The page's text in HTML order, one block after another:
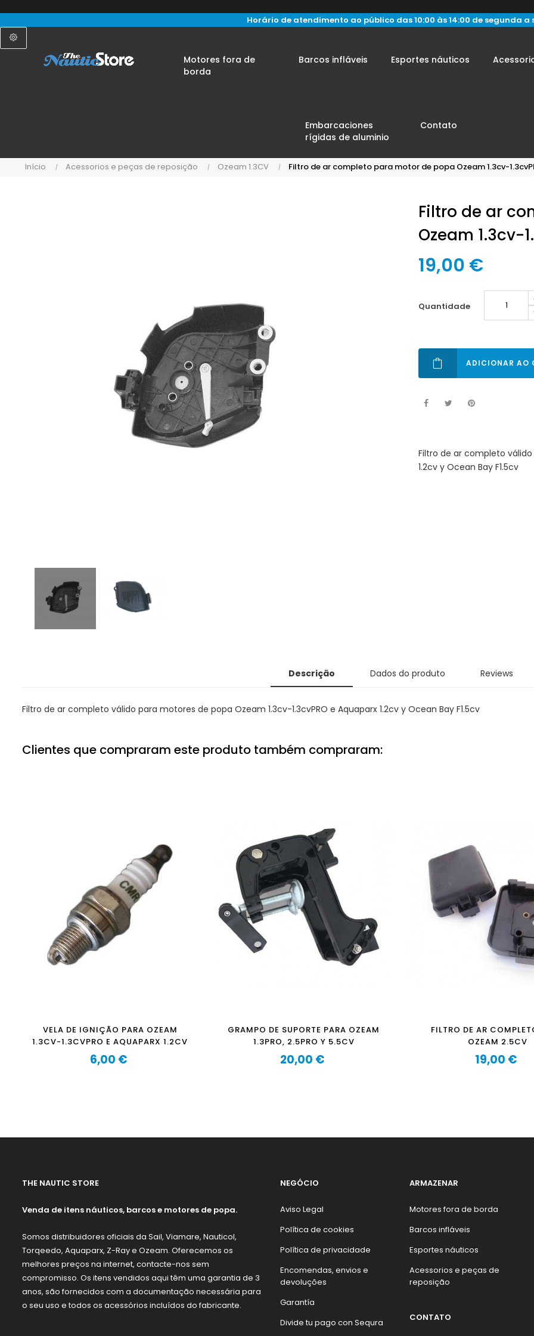
Horário de atendimento ao público das 10:00 às 14:00 de segunda a
Motores fora de
borda
Barcos infláveis Esportes náuticos
Embarcaciones
rígidas de aluminio
Contato
Início Acessorios e peças de reposição Ozeam 1.3CV Filtro de ar completo para motor de popa Ozeam 1.3cv-
Filtro de ar
Ozeam 1.3cv-
19,00 €
quantidade
ADICIONAR AO
Filtro de ar completo válido
1.2cv y Ocean Bay F1.5cv
Descrição Dados do produto Reviews
Filtro de ar completo válido para motores de popa Ozeam 1.3cv-1.3cvPRO e Aquaparx 1.2cv y Ocean Bay F1.5cv
Clientes que compraram este produto também compraram:
VELA DE IGNIÇÃO PARA OZEAM
1.3CV-1.3CVPRO E AQUAPARX 1.2CV
Preço
6,00 €
GRAMPO DE SUPORTE PARA OZEAM
1.3PRO, 2.5PRO Y 5.5CV
Preço
20,00 €
FILTRO DE AR
OZEAM 2.5CV
Preço
19,00 €
THE NAUTIC STORE
Venda de itens náuticos, barcos e motores de popa.
Somos distribuidores oficiais da Sail, Viamare, Nauticol,
Torqeedo, Aquaparx, Z-Ray e Ozeam. Oferecemos os
melhores preços na internet, contacte-nos sem
compromisso. Os itens vendidos aqui têm uma garantia de 3
anos, são fornecidos com a documentação necessária para
o seu uso e todos os acessórios incluídos do fabricante.
NEGÓCIO
Aviso Legal
Política de cookies
Política de privacidade
Encomendas, envios e
devoluções
Garantía
Divide tu pago con Sequra
ARMAZENAR
Motores fora de borda
Barcos infláveis
Esportes náuticos
Acessorios e peças de
reposição
CONTATO